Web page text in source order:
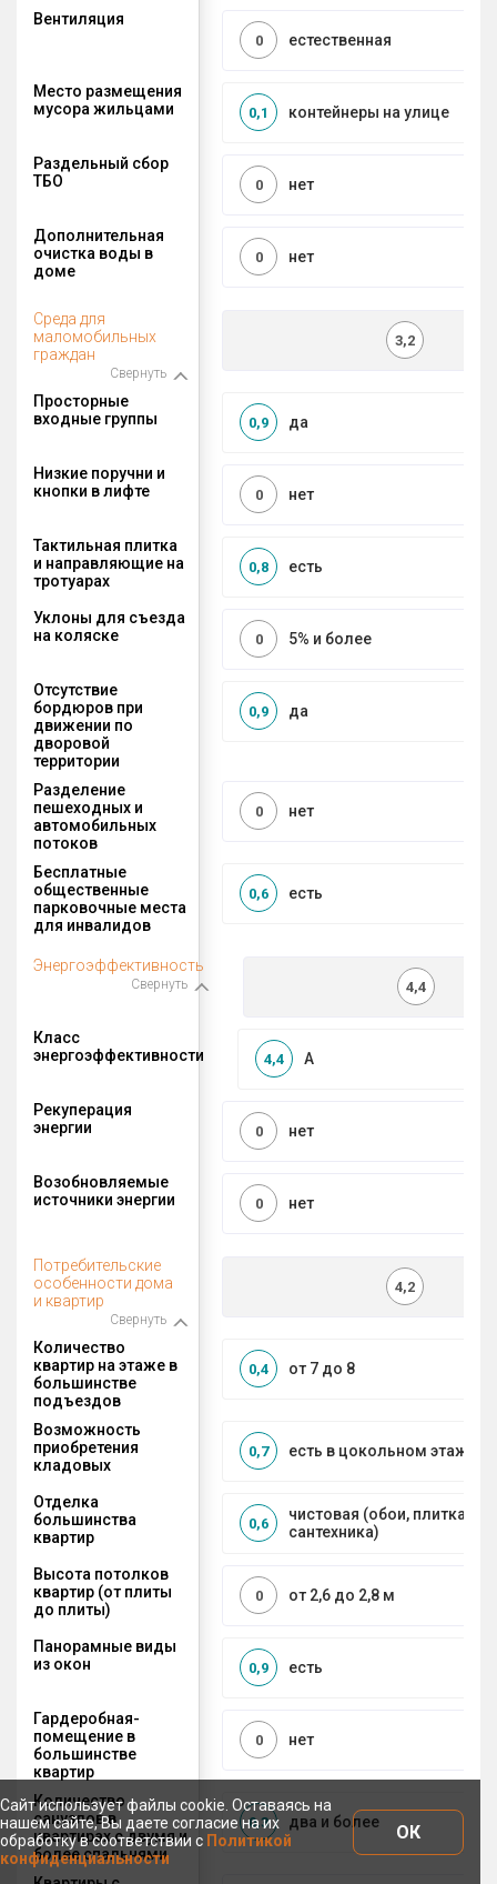
Вентиляция
естественная
0
Место размещения
мусора жильцами
контейнеры на улице
0,1
Раздельный сбор
ТБО
нет
0
Дополнительная
очистка воды в
доме
нет
0
Среда для
маломобильных
граждан
Свернуть
3,2
Просторные
входные группы
да
0,9
Низкие поручни и
кнопки в лифте
нет
0
Тактильная плитка
и направляющие на
тротуарах
есть
0,8
Уклоны для съезда
на коляске
5% и более
0
Отсутствие
бордюров при
движении по
дворовой
территории
да
0,9
Разделение
пешеходных и
автомобильных
потоков
нет
0
Бесплатные
общественные
парковочные места
для инвалидов
есть
0,6
Энергоэффективность
Свернуть 4,4
Класс
энергоэффективности
A
4,4
Рекуперация
энергии
нет
0
Возобновляемые
источники энергии
нет
0
Потребительские
особенности дома
и квартир
Свернуть
4,2
Количество
квартир на этаже в
большинстве
подъездов
от 7 до 8
0,4
Возможность
приобретения
кладовых
есть в цокольном этаже
0,7
Отделка
большинства
квартир
чистовая (обои, плитка,
сантехника)
0,6
Высота потолков
квартир (от плиты
до плиты)
от 2,6 до 2,8 м
0
Панорамные виды
из окон
есть
0,9
Гардеробная-
помещение в
большинстве
квартир
нет
0
Количество
санузлов в
квартирах с двумя и
более спальнями
два и более
0,3
Сайт использует файлы cookie. Оставаясь на
нашем сайте, Вы даете согласие на их
обработку в соответствии с Политикой
конфиденциальности
ОК